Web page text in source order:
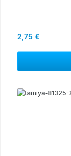
Regulärer Preis:
2,75 €